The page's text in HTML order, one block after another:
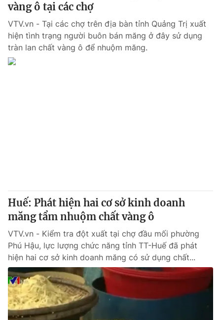
vàng ô tại các chợ
VTV.vn - Tại các chợ trên địa bàn tỉnh Quảng Trị xuất
hiện tình trạng người buôn bán măng ở đây sử dụng
tràn lan chất vàng ô để nhuộm măng.
Huế: Phát hiện hai cơ sở kinh doanh
măng tẩm nhuộm chất vàng ô
VTV.vn - Kiểm tra đột xuất tại chợ đầu mối phường
Phú Hậu, lực lượng chức năng tỉnh TT-Huế đã phát
hiện hai cơ sở kinh doanh măng có sử dụng chất...